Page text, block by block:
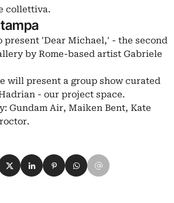
collettiva.
'Dear Michael,' - the second
by Rome-based artist Gabriele
will present a group show curated
- our project space.
Gundam Air, Maiken Bent, Kate
su Facebook
su X
Condividi su LinkedIn
Condividi su Pinterest
Condividi su WhatsApp
Condividi su Email